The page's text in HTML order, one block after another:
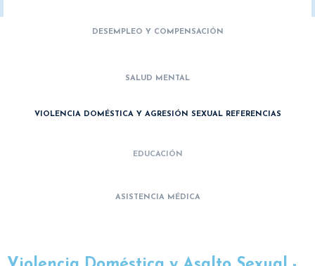
DESEMPLEO Y COMPENSACIÓN
SALUD MENTAL
VIOLENCIA DOMÉSTICA Y AGRESIÓN SEXUAL REFERENCIAS
EDUCACIÓN
ASISTENCIA MÉDICA